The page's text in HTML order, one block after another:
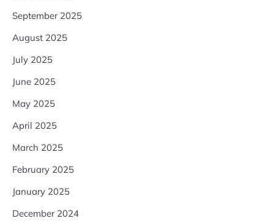
September 2025
August 2025
July 2025
June 2025
May 2025
April 2025
March 2025
February 2025
January 2025
December 2024